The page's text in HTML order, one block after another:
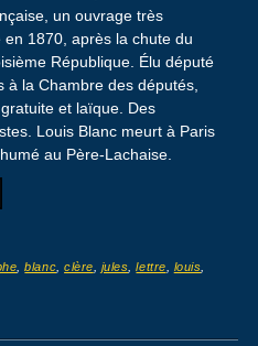
un ouvrage très
1870, après la chute du
République. Élu député
à la Chambre des députés,
et laïque. Des
Louis Blanc meurt à Paris
au Père-Lachaise.
,blanc ,clère jules ,lettre louis